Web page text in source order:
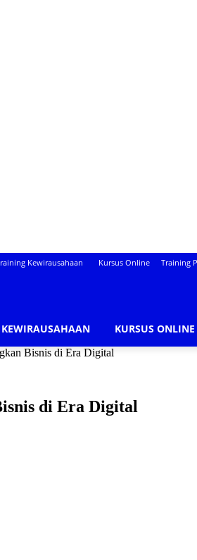
Kewirausahaan Kursus Online Training
KURSUS ONLINE
Bisnis di Era Digital
di Era Digital